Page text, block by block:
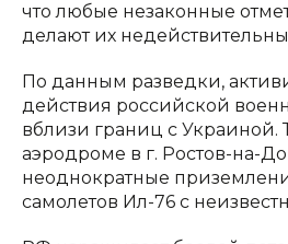
что любые незаконные
делают их
По данным разведки,
действия российской
вблизи границ с Украиной.
аэродроме в г. Ростов-на-
неоднократные
самолетов Ил-76 с